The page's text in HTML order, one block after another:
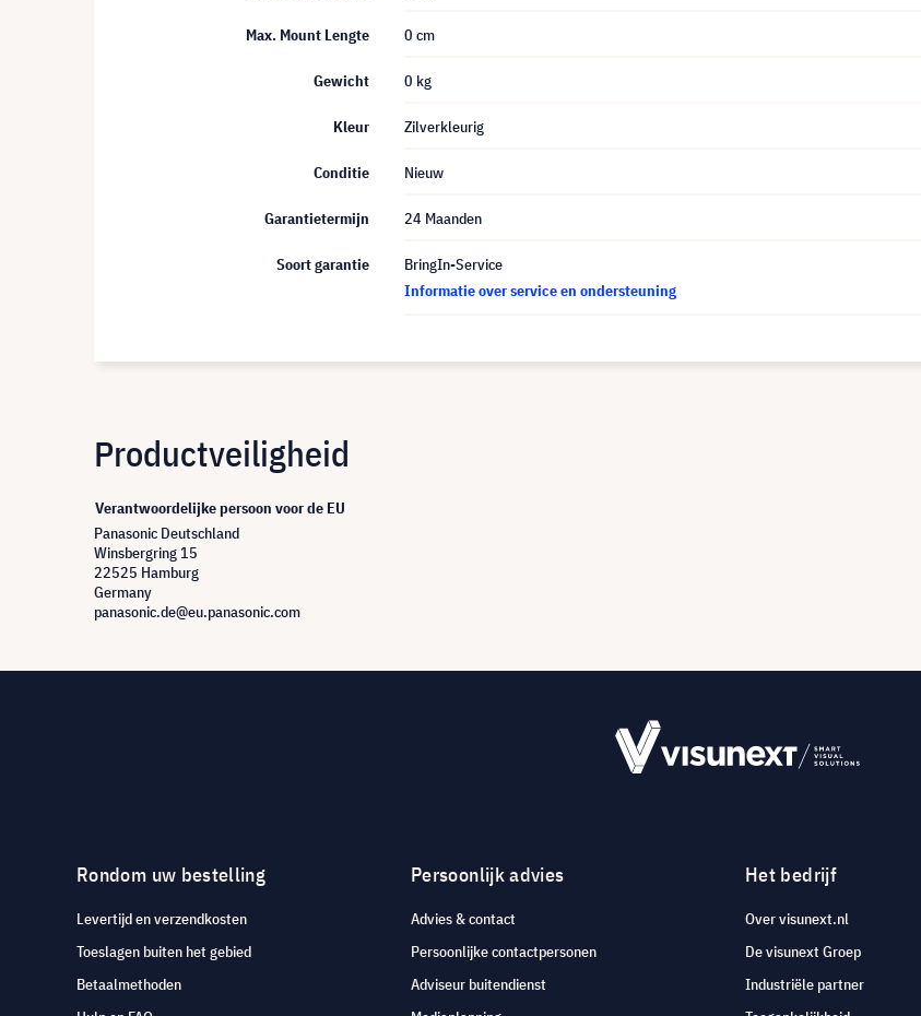
Max. Mount Lengte 0 cm
Gewicht 0 kg
Kleur Zilverkleurig
Conditie Nieuw
Garantietermijn 24 Maanden
Soort garantie
BringIn-Service
Informatie over service en ondersteuning
Productveiligheid
Verantwoordelijke persoon voor de EU
Panasonic Deutschland
Winsbergring 15
22525 Hamburg
Germany
panasonic.de@eu.panasonic.com
Rondom uw bestelling
Levertijd en verzendkosten
Toeslagen buiten het gebied
Betaalmethoden
Persoonlijk advies
Advies & contact
Persoonlijke contactpersonen
Adviseur buitendienst
Het bedrijf
Over visunext.nl
De visunext Groep
Industriële partner